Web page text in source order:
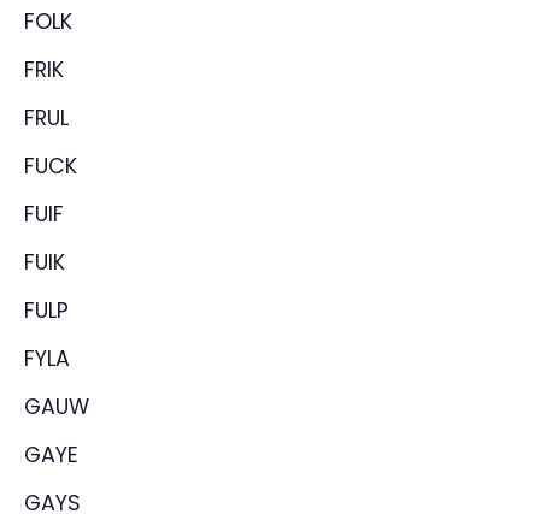
FOLK
FRIK
FRUL
FUCK
FUIF
FUIK
FULP
FYLA
GAUW
GAYE
GAYS